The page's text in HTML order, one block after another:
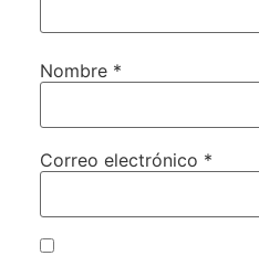
Nombre *
Correo electrónico *